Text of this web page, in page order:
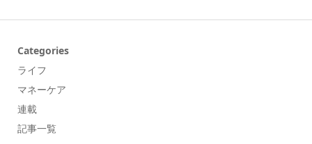
Categories
ライフ
マネーケア
連載
記事一覧